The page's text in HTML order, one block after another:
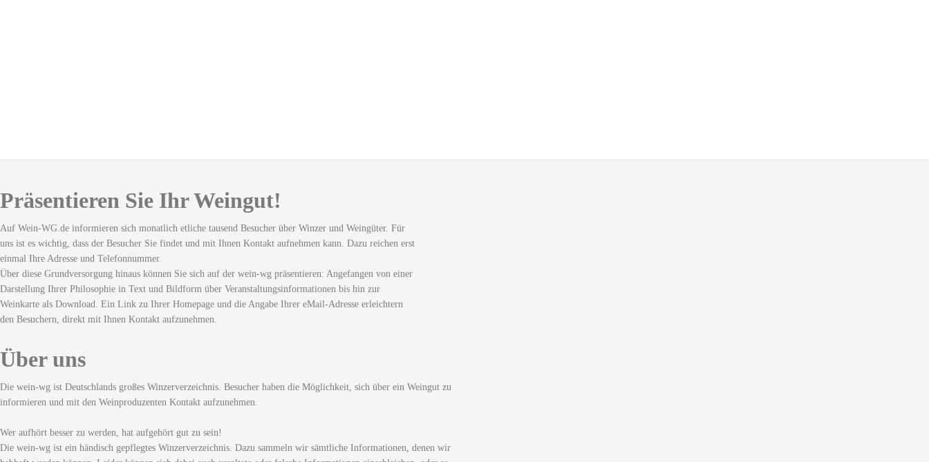
Präsentieren Sie Ihr Weingut!
Auf Wein-WG.de informieren sich monatlich etliche tausend Besucher über Winzer und Weingüter. Für
uns ist es wichtig, dass der Besucher Sie findet und mit Ihnen Kontakt aufnehmen kann. Dazu reichen erst
einmal Ihre Adresse und Telefonnummer.
Über diese Grundversorgung hinaus können Sie sich auf der wein-wg präsentieren: Angefangen von einer
Darstellung Ihrer Philosophie in Text und Bildform über Veranstaltungsinformationen bis hin zur
Weinkarte als Download. Ein Link zu Ihrer Homepage und die Angabe Ihrer eMail-Adresse erleichtern
den Besuchern, direkt mit Ihnen Kontakt aufzunehmen.
Über uns
Die wein-wg ist Deutschlands großes Winzerverzeichnis. Besucher haben die Möglichkeit, sich über ein Weingut zu
informieren und mit den Weinproduzenten Kontakt aufzunehmen.
Wer aufhört besser zu werden, hat aufgehört gut zu sein!
Die wein-wg ist ein händisch gepflegtes Winzerverzeichnis. Dazu sammeln wir sämtliche Informationen, denen wir